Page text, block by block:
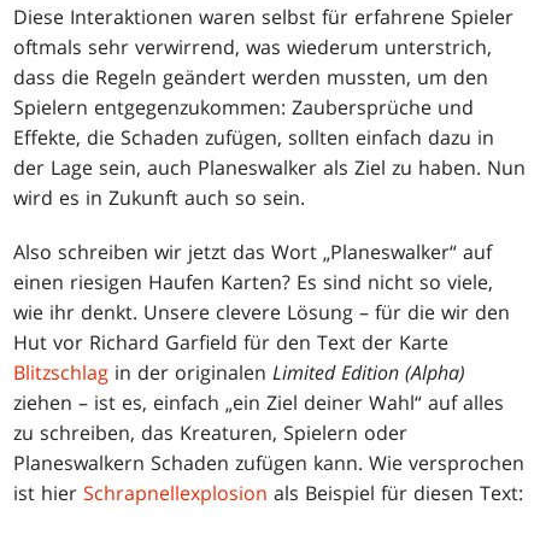
Diese Interaktionen waren selbst für erfahrene Spieler
oftmals sehr verwirrend, was wiederum unterstrich,
dass die Regeln geändert werden mussten, um den
Spielern entgegenzukommen: Zaubersprüche und
Effekte, die Schaden zufügen, sollten einfach dazu in
der Lage sein, auch Planeswalker als Ziel zu haben. Nun
wird es in Zukunft auch so sein.
Also schreiben wir jetzt das Wort „Planeswalker“ auf
einen riesigen Haufen Karten? Es sind nicht so viele,
wie ihr denkt. Unsere clevere Lösung – für die wir den
Hut vor Richard Garfield für den Text der Karte
Blitzschlag in der originalenLimited Edition (Alpha)
ziehen – ist es, einfach „ein Ziel deiner Wahl“ auf alles
zu schreiben, das Kreaturen, Spielern oder
Planeswalkern Schaden zufügen kann. Wie versprochen
ist hierSchrapnellexplosion als Beispiel für diesen Text: